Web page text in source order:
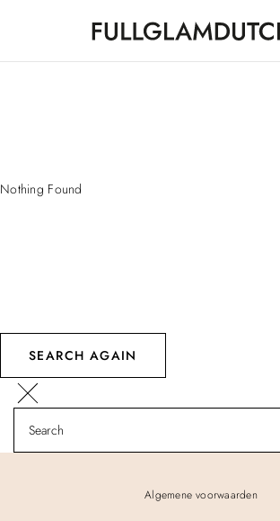
Nothing Found
SEARCH AGAIN
Algemene voorwaarden